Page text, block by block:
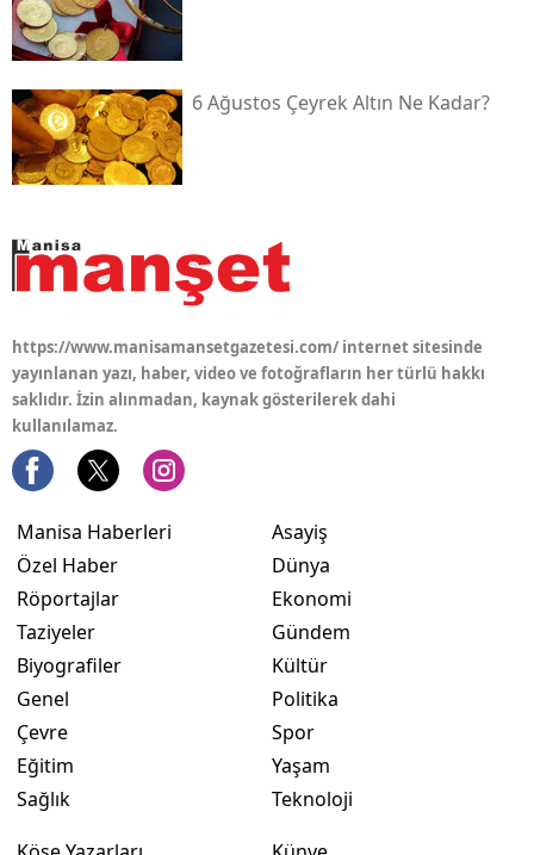
6 Ağustos Çeyrek Altın Ne Kadar?
https://www.manisamansetgazetesi.com/ internet sitesinde
yayınlanan yazı, haber, video ve fotoğrafların her türlü hakkı
saklıdır. İzin alınmadan, kaynak gösterilerek dahi
kullanılamaz.
Manisa Haberleri
Özel Haber
Röportajlar
Taziyeler
Biyografiler
Genel
Çevre
Eğitim
Sağlık
Asayiş
Dünya
Ekonomi
Gündem
Kültür
Politika
Spor
Yaşam
Teknoloji